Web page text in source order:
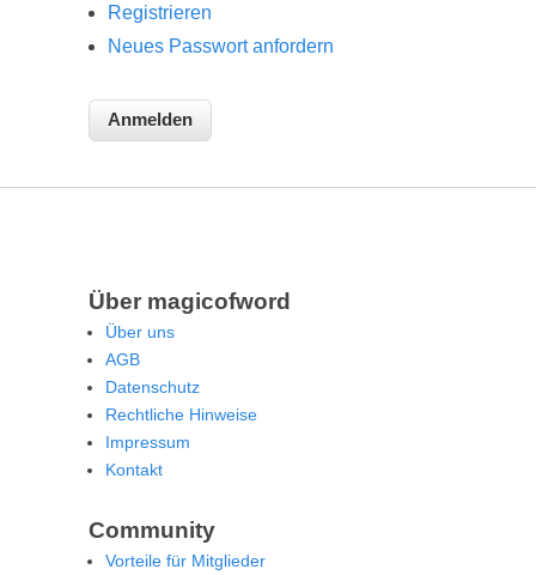
Registrieren
Neues Passwort anfordern
Über magicofword
Über uns
AGB
Datenschutz
Rechtliche Hinweise
Impressum
Kontakt
Community
Vorteile für Mitglieder